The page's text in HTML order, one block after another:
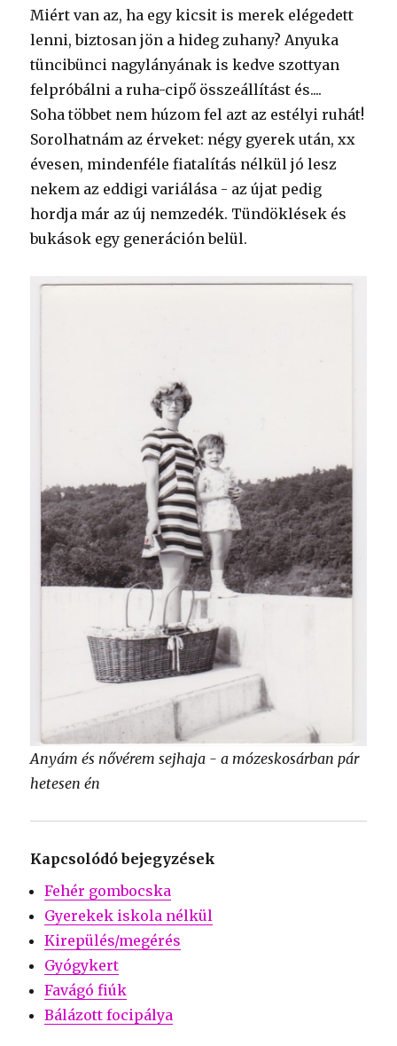
Miért van az, ha egy kicsit is merek elégedett
lenni, biztosan jön a hideg zuhany? Anyuka
tüncibünci nagylányának is kedve szottyan
felpróbálni a ruha-cipő összeállítást és....
Soha többet nem húzom fel azt az estélyi ruhát!
Sorolhatnám az érveket: négy gyerek után, xx
évesen, mindenféle fiatalítás nélkül jó lesz
nekem az eddigi variálása - az újat pedig
hordja már az új nemzedék. Tündöklések és
bukások egy generáción belül.
Anyám és nővérem sejhaja - a mózeskosárban pár
hetesen én
Kapcsolódó bejegyzések
Fehér gombocska
Gyerekek iskola nélkül
Kirepülés/megérés
Gyógykert
Favágó fiúk
Bálázott focipálya